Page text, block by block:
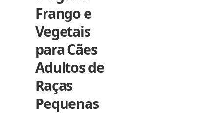
Frango e
Vegetais
para Cães
Adultos de
Raças
Pequenas